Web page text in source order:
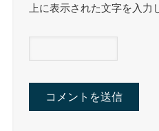
上に表示された文字を入力